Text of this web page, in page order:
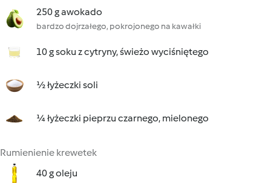
250 g awokado
bardzo dojrzałego, pokrojonego na kawałki
10 g soku z cytryny, świeżo wyciśniętego
½ łyżeczki soli
¼ łyżeczki pieprzu czarnego, mielonego
Rumienienie krewetek
40 g oleju